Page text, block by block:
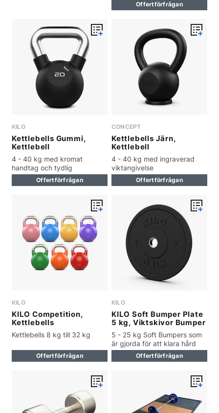
Offertförfrågan
KILO
Kettlebells Gummi,
Kettlebell
4 - 40 kg med kromat
handtag och tydlig
viktmarkeringOffertförfrågan
CONCEPT
Kettlebells Järn,
Kettlebell
4 - 40 kg med ingraverad
viktangivelse
Offertförfrågan
KILO
KILO Competition,
Kettlebells
Kettlebells 8 kg till 32 kg
Offertförfrågan
KILO
KILO Soft Bumper Plate
5 kg, Viktskivor Bumper
5 - 25 kg Soft Bumpers som
är gjorda för att klara hård
träning Offertförfrågan